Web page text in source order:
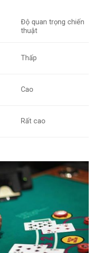
Độ quan trọng chiến
thuật
Thấp
Cao
Rất cao